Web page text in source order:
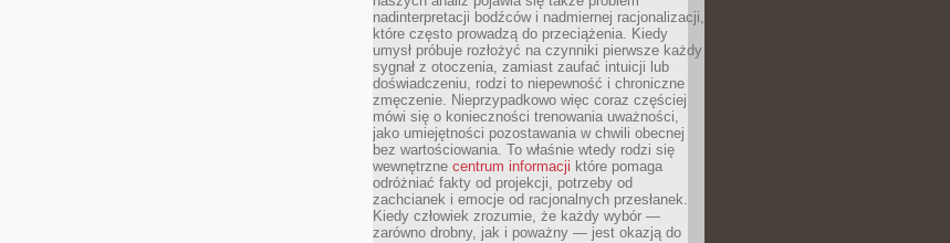
nadinterpretacji bodźców i nadmiernej racjonalizacji,
które często prowadzą do przeciążenia. Kiedy
umysł próbuje rozłożyć na czynniki pierwsze każdy
sygnał z otoczenia, zamiast zaufać intuicji lub
doświadczeniu, rodzi to niepewność i chroniczne
zmęczenie. Nieprzypadkowo więc coraz częściej
mówi się o konieczności trenowania uważności,
jako umiejętności pozostawania w chwili obecnej
bez wartościowania. To właśnie wtedy rodzi się
wewnętrzne centrum informacji które pomaga
odróżniać fakty od projekcji, potrzeby od
zachcianek i emocje od racjonalnych przesłanek.
Kiedy człowiek zrozumie, że każdy wybór —
zarówno drobny, jak i poważny — jest okazją do